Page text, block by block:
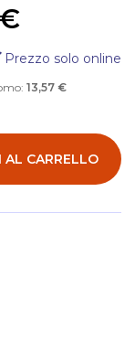
Prezzo solo online
13,57 €
AL CARRELLO